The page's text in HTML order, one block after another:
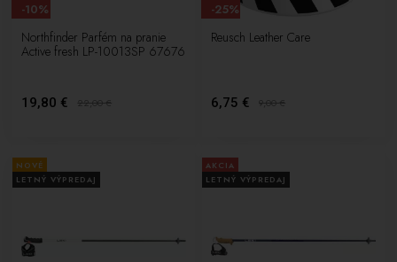
Northfinder Parfém na pranie
Active fresh LP-10013SP 67676
19,80 € 22,00€
-10%
Reusch Leather Care
6,75 € 9,00€
-25%
NOVÉ
LETNÝ VÝPREDAJ
AKCIA
LETNÝ VÝPREDAJ